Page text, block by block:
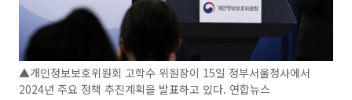
▲개인정보보호위원회 고학수 위원장이 15일 정부서울청사에서
2024년 주요 정책 추진계획을 발표하고 있다. 연합뉴스